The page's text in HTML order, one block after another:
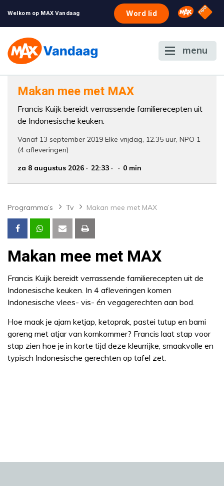
Welkom op MAX Vandaag Word lid Omroep
NPO
menu
Makan mee met MAX
Francis Kuijk bereidt verrassende familierecepten uit
de Indonesische keuken.
Vanaf 13 september 2019 Elke vrijdag, 12.35 uur, NPO 1
(4 afleveringen)
za 8 augustus 2026
22:33 0 min
Programma’s Tv Makan mee met MAX
Makan mee met MAX
Francis Kuijk bereidt verrassende familierecepten uit de
Indonesische keuken. In 4 afleveringen komen
Indonesische vlees- vis- én vegagerechten aan bod.
Hoe maak je ajam ketjap, ketoprak, pastei tutup en bami
goreng met atjar van komkommer? Francis laat stap voor
stap zien hoe je in korte tijd deze kleurrijke, smaakvolle en
typisch Indonesische gerechten op tafel zet.